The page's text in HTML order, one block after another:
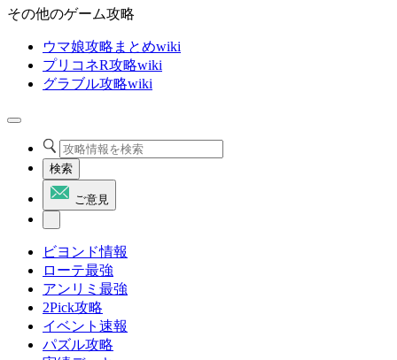
その他のゲーム攻略
ウマ娘攻略まとめwiki
プリコネR攻略wiki
グラブル攻略wiki
検索
ご意見
ビヨンド情報
ローテ最強
アンリミ最強
2Pick攻略
イベント速報
パズル攻略